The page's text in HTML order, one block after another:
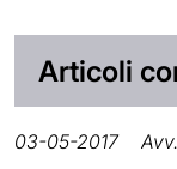
Articoli
03-05-2017